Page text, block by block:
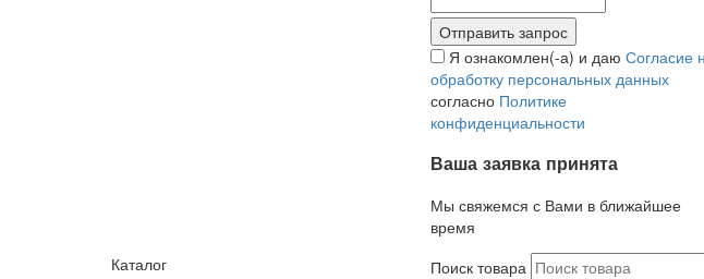
Я ознакомлен(-а) и даю Согласие
обработку персональных данных
согласно Политике
конфиденциальности
Ваша заявка принята
Мы свяжемся с Вами в ближайшее
время
Каталог
Поиск товара